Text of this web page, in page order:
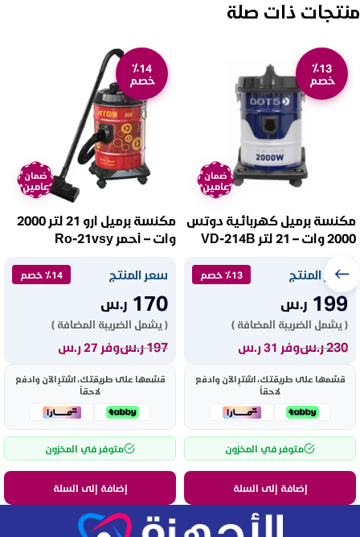
منتجات ذات صلة
٪13
خصم
ضمان
عامين
مكنسة برميل كهربائية دوتس
2000 وات – 21 لتر VD-214B
سعر المنتج ٪13 خصم
199 ر.س
( يشمل الضريبة المضافة )
230ر.سوفر 31 ر.س
قسّمها على طريقتك، اشترِ الآن وادفع
لاحقاً
متوفر في المخزون
إضافة إلى السلة
٪14
خصم
ضمان
عامين
مكنسة برميل ارو 21 لتر 2000
وات – أحمر Ro-21vsy
سعر المنتج ٪14 خصم
170 ر.س
( يشمل الضريبة المضافة )
197ر.سوفر 27 ر.س
قسّمها على طريقتك، اشترِ الآن وادفع
لاحقاً
متوفر في المخزون
إضافة إلى السلة